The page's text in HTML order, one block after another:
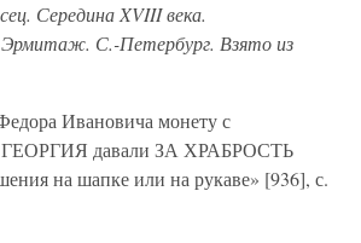
Середина XVIII века.
Эрмитаж. С.-Петербург. Взято из
Ивановича монету с
ГЕОРГИЯ давали ЗА ХРАБРОСТЬ
на шапке или на рукаве» [936], с.